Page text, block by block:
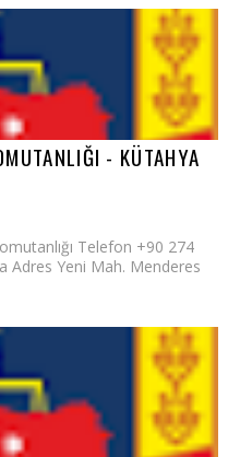
- KÜTAHYA
Telefon +90 274
Adres Yeni Mah. Menderes